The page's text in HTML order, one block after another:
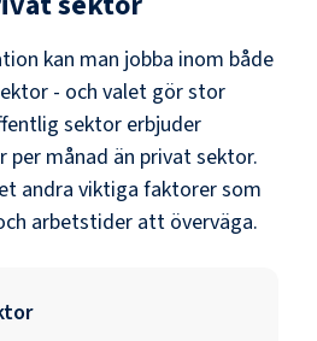
kan man jobba inom både
- och valet gör stor
sektor erbjuder
per månad än privat sektor.
andra viktiga faktorer som
arbetstider att överväga.